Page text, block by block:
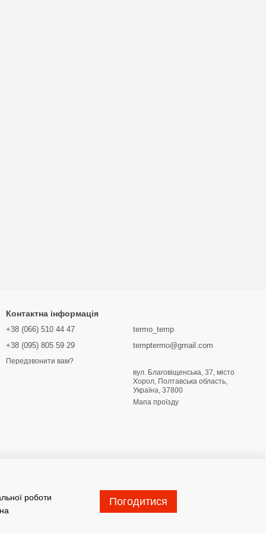
Контактна інформація
+38 (066) 510 44 47
+38 (095) 805 59 29
Передзвонити вам?
termo_temp
temptermo@gmail.com
вул. Благовіщенська, 37, місто
Хорол, Полтавська область,
Україна, 37800
Мапа проїзду
роботи
Погодитися